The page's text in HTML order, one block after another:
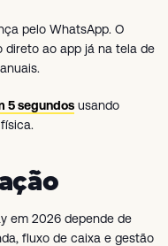
pelo WhatsApp. O
direto ao app já na tela de
5 segundos usando
em 2026 depende de
fluxo de caixa e gestão